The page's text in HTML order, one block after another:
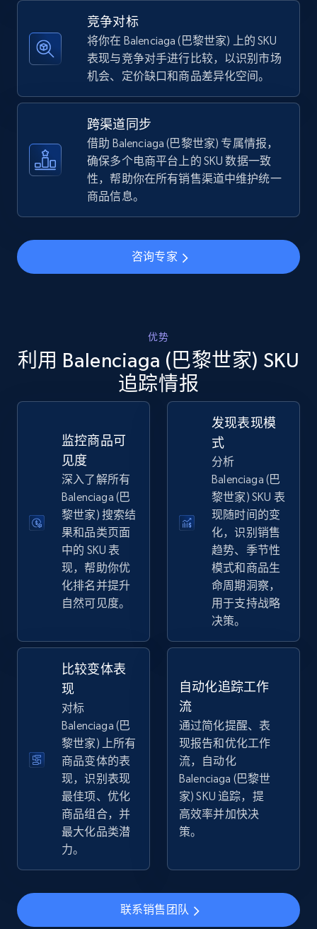
TikTok Shop - discover records by shop url
URL, Title, Available, Description, Currency, Initial
price, Final price, Discount percent, and more.
667+ 立即开始
info, Stars, Feedbacks, Return policy, and more.
eBay
URL, Product id, Title, Seller name, Seller rating,
Seller reviews, Breadcrumbs, Root category, and
more.
2.5K+ 358+ 立即开始
eBay - Gather data on products using
specified keywords
URL, Product id, Title, Seller name, Seller rating,
Seller reviews, Breadcrumbs, Root category, and
more.
立即开始
eBay - Collect products from shops on eBay
URL, Product id, Title, Seller name, Seller rating,
Seller reviews, Breadcrumbs, Root category, and
more.
2.5K+ 358+ 立即开始
eBay - Collect records by category
URL, Product id, Title, Seller name, Seller rating,
竞争对标
将你在 Balenciaga (巴黎世家) 上的 SKU
表现与竞争对手进行比较，以识别市场
机会、定价缺口和商品差异化空间。
跨渠道同步
借助 Balenciaga (巴黎世家) 专属情报，
确保多个电商平台上的 SKU 数据一致
性，帮助你在所有销售渠道中维护统一
商品信息。
咨询专家
优势
利用 Balenciaga (巴黎世家) SKU
追踪情报
监控商品可
见度
深入了解所有
Balenciaga (巴
黎世家) 搜索结
果和品类页面
中的 SKU 表
现，帮助你优
化排名并提升
自然可见度。
发现表现模
式
分析
Balenciaga (巴
黎世家) SKU 表
现随时间的变
化，识别销售
趋势、季节性
模式和商品生
命周期洞察，
用于支持战略
决策。
比较变体表
现
对标
Balenciaga (巴
黎世家) 上所有
商品变体的表
现，识别表现
最佳项、优化
商品组合，并
最大化品类潜
力。
自动化追踪工作
流
通过简化提醒、表
现报告和优化工作
流，自动化
Balenciaga (巴黎世
家) SKU 追踪，提
高效率并加快决
策。
联系销售团队